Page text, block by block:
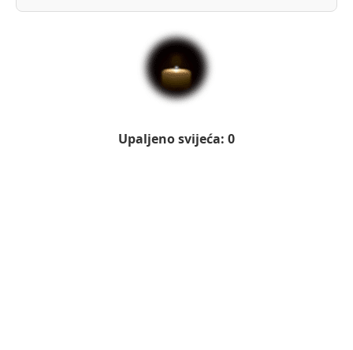
Upaljeno svijeća: 0